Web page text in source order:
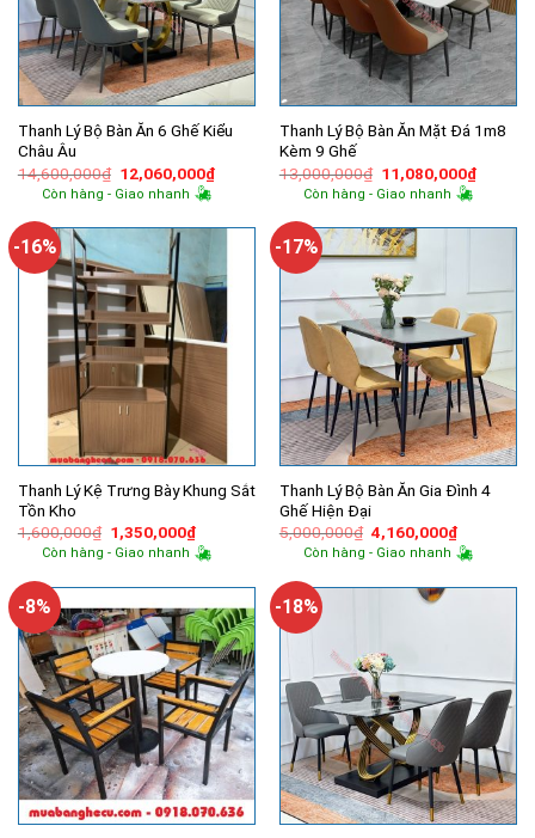
Thanh Lý Bộ Bàn Ăn 6 Ghế Kiểu
Châu Âu
14,600,000₫ Giá
gốc
là:
12,060,000₫Giá
hiện
12,060,000₫.
Còn hàng - Giao nhanh
Thanh Lý Bộ Bàn Ăn Mặt Đá 1m8
Kèm 9 Ghế
13,000,000₫ Giá
gốc
là:
11,080,000₫Giá
hiện
Còn hàng - Giao nhanh
-16%
Thanh Lý Kệ Trưng Bày Khung Sắt
Tồn Kho
1,600,000₫ Giá
gốc
là:
1,350,000₫Giá
hiện
tại
1,350,000₫.
Còn hàng - Giao nhanh
-17%
Thanh Lý Bộ Bàn Ăn Gia Đình 4
Ghế Hiện Đại
5,000,000₫ Giá
gốc
là:
4,160,000₫Giá
hiện
tại
Còn hàng - Giao nhanh
-8% -18%